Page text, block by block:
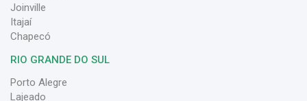
Joinville
Itajaí
Chapecó
RIO GRANDE DO SUL
Porto Alegre
Lajeado